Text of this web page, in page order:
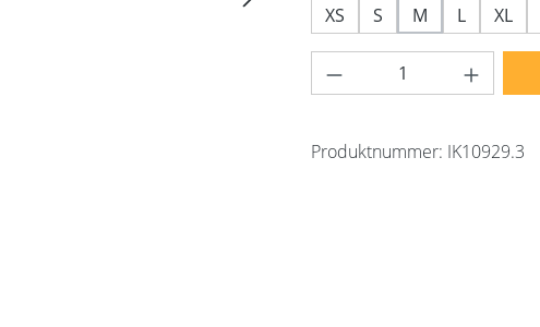
XS
S M L XL
Produkt Anzahl:
Produktnummer: IK10929.3